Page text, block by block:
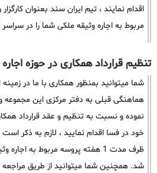
اقدام نمایند ، تیم ایران سند بعنوان
مربوط به اجاره وثیقه ملکی شما را در
تنظیم قرارداد همکاری در حوزه
شما میتوانید بمنظور همکاری با ما در زمینه
هماهنگی قبلی به دفتر مرکزی این مجموعه
نموده و نسبت به تنظیم و عقد قرارداد
خود در فسا اقدام نمایید ، لازم به ذکر
ظرف مدت 1 هفته پروسه مربوط به
شد. همچنین شما میتوانید از طریق مراجعه